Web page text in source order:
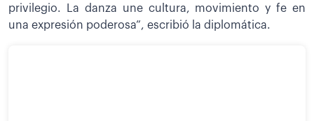
privilegio. La danza une cultura, movimiento y fe en
una expresión poderosa”, escribió la diplomática.